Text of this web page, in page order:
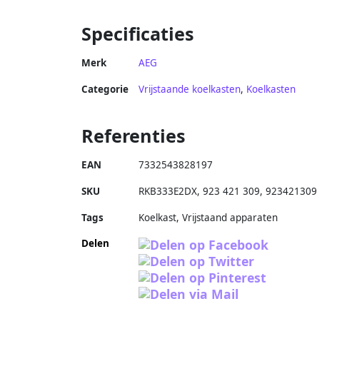
Specificaties
Merk AEG
Categorie Vrijstaande koelkasten, Koelkasten
Referenties
EAN 7332543828197
SKU RKB333E2DX, 923 421 309, 923421309
Tags
Koelkast, Vrijstaand apparaten
Delen